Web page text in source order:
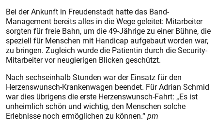
Bei der Ankunft in Freudenstadt hatte das Band-
Management bereits alles in die Wege geleitet: Mitarbeiter
sorgten für freie Bahn, um die 49-Jährige zu einer Bühne, die
speziell für Menschen mit Handicap aufgebaut worden war,
zu bringen. Zugleich wurde die Patientin durch die Security-
Mitarbeiter vor neugierigen Blicken geschützt.
Nach sechseinhalb Stunden war der Einsatz für den
Herzenswunsch-Krankenwagen beendet. Für Adrian Schmid
war dies übrigens die erste Herzenswunsch-Fahrt: „Es ist
unheimlich schön und wichtig, den Menschen solche
Erlebnisse noch ermöglichen zu können.“pm